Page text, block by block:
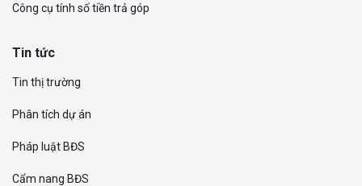
Công cụ tính số tiền trả góp
Tin tức
Tin thị trường
Phân tích dự án
Pháp luật BĐS
Cẩm nang BĐS